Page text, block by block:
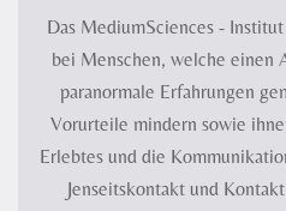
Das MediumSciences -
bei Menschen, welche einen
paranormale Erfahrungen
Vorurteile mindern sowie
Erlebtes und die
Jenseitskontakt und